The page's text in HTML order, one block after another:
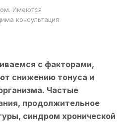
Имеются
консультация
с факторами,
снижению тонуса и
Частые
продолжительное
синдром хронической